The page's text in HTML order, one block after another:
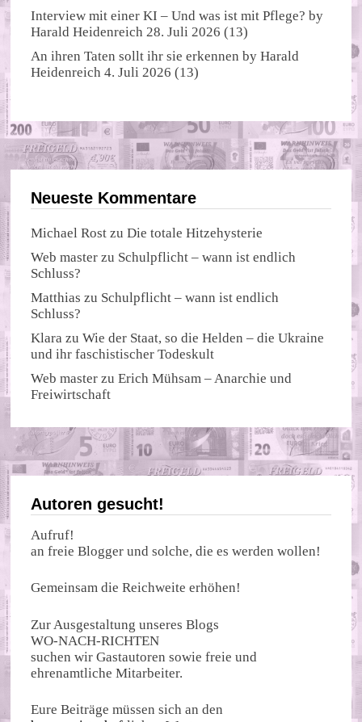
Interview mit einer KI – Und was ist mit Pflege? by
Harald Heidenreich 28. Juli 2026 (13)
An ihren Taten sollt ihr sie erkennen byHarald
Heidenreich 4. Juli 2026 (13)
Neueste Kommentare
Michael Rost zuDie totale Hitzehysterie
Web master zu Schulpflicht – wann ist endlich
Schluss?
Matthias zu Schulpflicht – wann ist endlich
Schluss?
Klara zuWie der Staat, so die Helden – die Ukraine
und ihr faschistischer Todeskult
Web master zuErich Mühsam – Anarchie und
Freiwirtschaft
Autoren gesucht!
Aufruf!
an freie Blogger und solche, die es werden wollen!
Gemeinsam die Reichweite erhöhen!
Zur Ausgestaltung unseres Blogs
WO-NACH-RICHTEN
suchen wir Gastautoren sowie freie und
ehrenamtliche Mitarbeiter.
Eure Beiträge müssen sich an den